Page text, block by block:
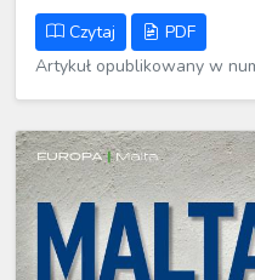
Czytaj
PDF
Artykuł opublikowany w